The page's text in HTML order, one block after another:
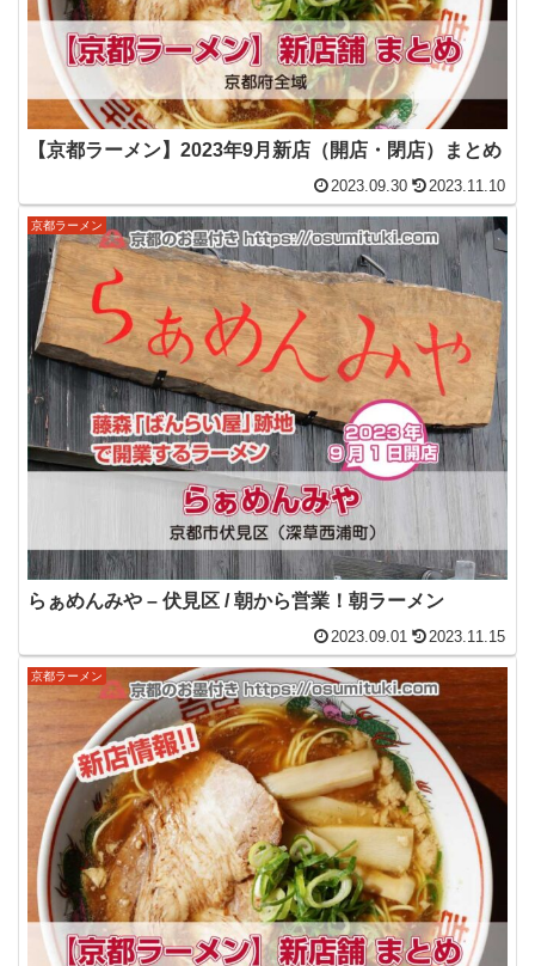
【京都ラーメン】2023年9月新店（開店・閉店）まとめ
2023.09.30 2023.11.10
京都ラーメン
らぁめんみや – 伏見区 / 朝から営業！朝ラーメン
2023.09.01 2023.11.15
京都ラーメン